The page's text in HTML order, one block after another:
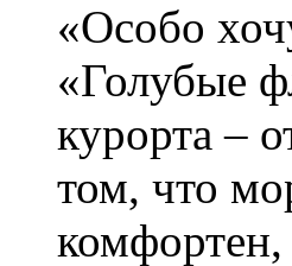
«Особо
«Голубые
курорта –
том, что
комфортен,